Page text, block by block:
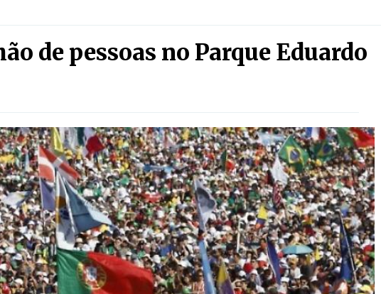
de pessoas no Parque Eduardo